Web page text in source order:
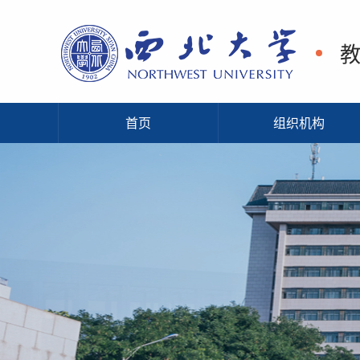
首页 组织机构